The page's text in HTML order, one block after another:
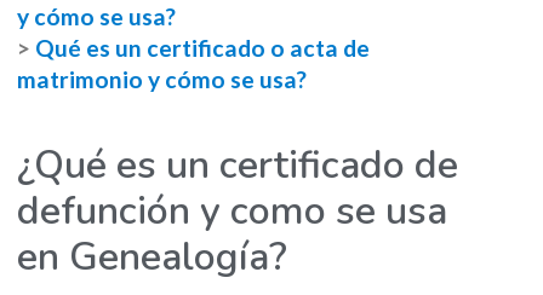
y cómo se usa?
> Qué es un certificado o acta de
matrimonio y cómo se usa?
¿Qué es un certificado de
defunción y como se usa
en Genealogía?